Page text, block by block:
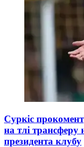
Суркіс
на тлі
президента клубу